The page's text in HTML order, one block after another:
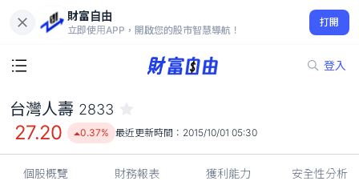
財富自由
立即使用APP，開啟您的股市智慧導航！
打開
登入
27.20
0.37%
台灣人壽 2833
27.20 0.37% 最近更新時間： 2015/10/01 05:30
個股概覽 財務報表 獲利能力 安全性分析